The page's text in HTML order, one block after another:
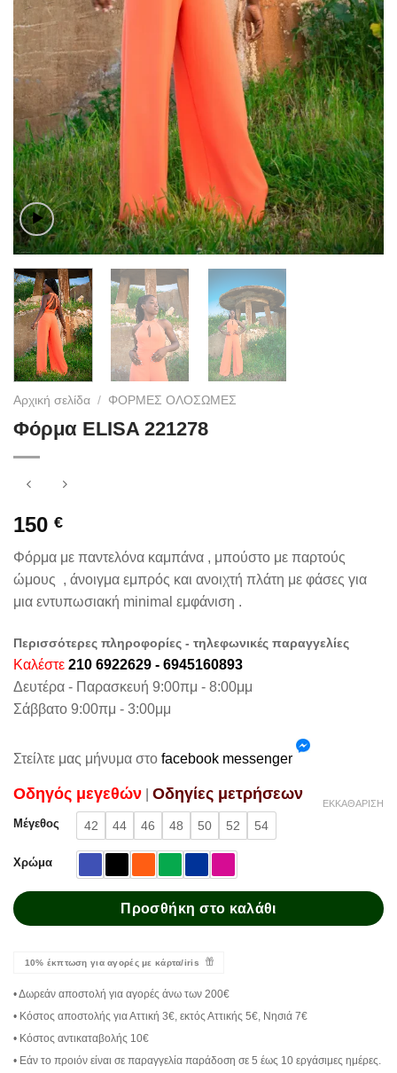
Αρχική σελίδα / ΦΟΡΜΕΣ ΟΛΟΣΩΜΕΣ
Φόρμα ELISA 221278
150 €
Φόρμα με παντελόνα καμπάνα , μπούστο με παρτούς
ώμους , άνοιγμα εμπρός και ανοιχτή πλάτη με φάσες για
μια εντυπωσιακή minimal εμφάνιση .
Περισσότερες πληροφορίες - τηλεφωνικές παραγγελίες
Καλέστε 210 6922629 - 6945160893
Δευτέρα - Παρασκευή 9:00πμ - 8:00μμ
Σάββατο 9:00πμ - 3:00μμ
Στείλτε μας μήνυμα στο facebook messenger
Oδηγός μεγεθών Oδηγίες μετρήσεων
Μέγεθος 42 44 46 48 50 52 54
Χρώμα
ΕΚΚΑΘΆΡΙΣΗ
Προσθήκη στο καλάθι
10% έκπτωση για αγορές με κάρτα/iris
• Δωρεάν αποστολή για αγορές άνω των 200€
• Κόστος αποστολής για Αττική 3€, εκτός Αττικής 5€, Νησιά 7€
• Κόστος αντικαταβολής 10€
• Εάν το προιόν είναι σε παραγγελία παράδοση σε 5 έως 10 εργάσιμες ημέρες.